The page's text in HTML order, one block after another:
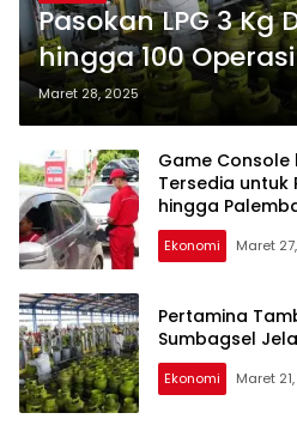
Pasokan LPG 3 Kg
hingga 100
Lampung, ini
Maret 28, 2025
Game Console
Tersedia untuk
hingga
Ekonomi Maret
Pertamina
Sumbagsel
Ekonomi Maret